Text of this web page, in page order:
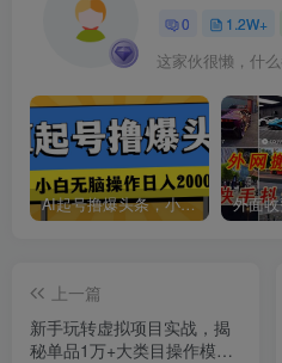
0 1.2W+
这家伙很懒，什
AI起号撸爆头条，小白也能操作，日入2000+
上一篇
新手玩转虚拟项目实战，揭
秘单品1万+大类目操作模式